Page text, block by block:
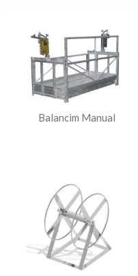
Balancim Manual